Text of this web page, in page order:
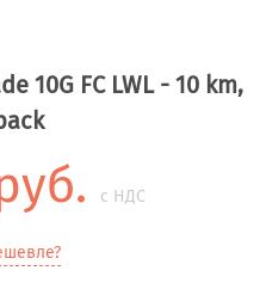
10G FC LWL - 10 km,
с НДС